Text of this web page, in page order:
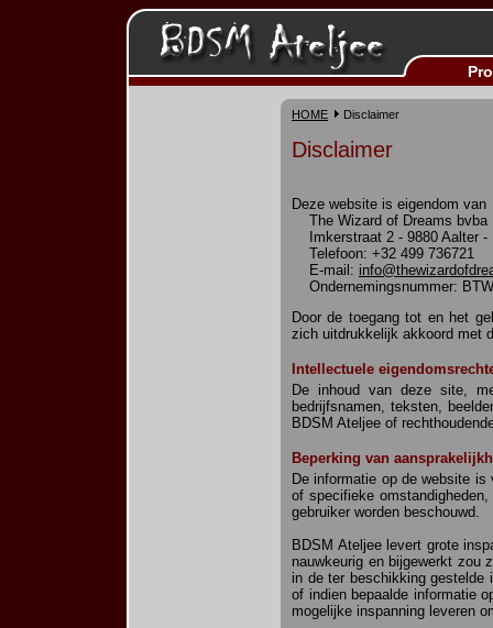
HOME Disclaimer
Disclaimer
Deze website is eigendom van
The Wizard of Dreams bvba
Imkerstraat 2 - 9880 Aalter -
Telefoon: +32 499 736721
E-mail:
Ondernemingsnummer:
Door de toegang tot en het
zich uitdrukkelijk akkoord met
Intellectuele
De inhoud van deze site,
bedrijfsnamen, teksten,
BDSM Ateljee of
Beperking van
De informatie op de website
of specifieke
gebruiker worden beschouwd.
BDSM Ateljee levert grote
nauwkeurig en bijgewerkt zou
in de ter beschikking gestelde
of indien bepaalde informatie
mogelijke inspanning leveren